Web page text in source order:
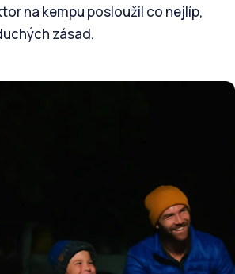
na kempu posloužil co nejlíp,
zásad.